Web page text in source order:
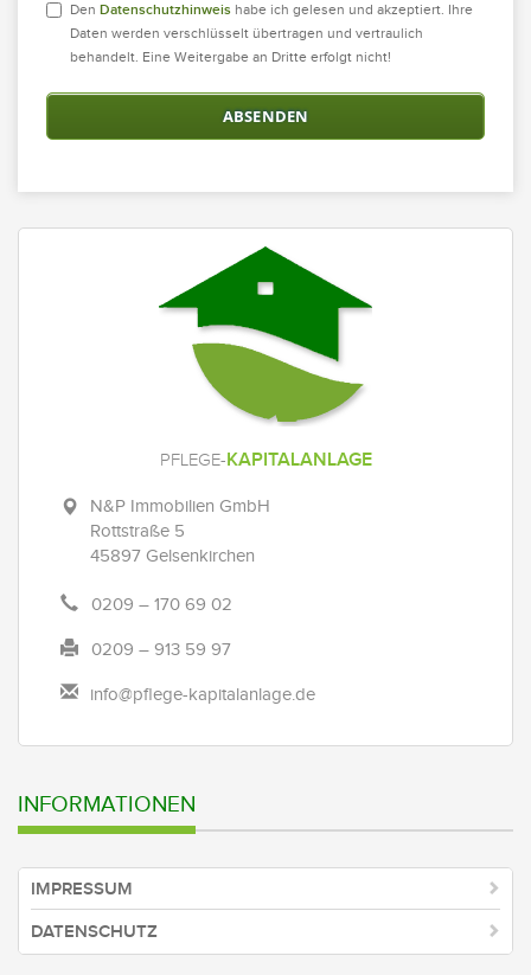
Den Datenschutzhinweis habe ich ge­lesen und ak­zeptiert. Ihre
Daten wer­den ver­schlüsselt über­tragen und vertrau­lich
behandelt. Eine Weiter­gabe an Dritte erfolgt nicht!
PFLEGE-KAPITALANLAGE
N&P Immobilien GmbH
Rottstraße 5
45897 Gelsenkirchen
0209 – 170 69 02
0209 – 913 59 97
info@pflege-kapitalanlage.de
INFORMATIONEN
IMPRESSUM
DATENSCHUTZ